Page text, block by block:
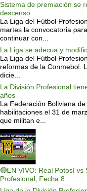
Sistema de premiación se
descenso
La Liga del Fútbol
martes la convocatoria
continuar con...
La Liga se adecua y
La Liga del Fútbol
reformas de la Conmebol.
dicie...
La División Profesional
años
La Federación Boliviana
habilitaciones el 31 de
que militan e...
🔴EN VIVO: Real Potosí vs
Profesional, Fecha 8